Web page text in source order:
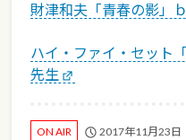
財津和夫「青春の影」
ハイ・ファイ・セット
先生
ON AIR 2017年11月23日